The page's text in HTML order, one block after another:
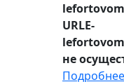
URLE-
не
Подробнее